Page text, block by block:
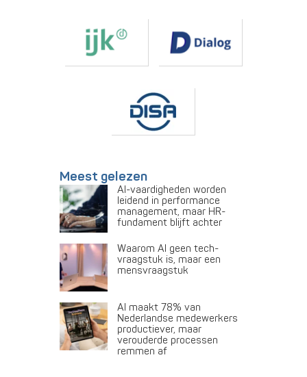
Meest gelezen
AI-vaardigheden worden
leidend in performance
management, maar HR-
fundament blijft achter
Waarom AI geen tech-
vraagstuk is, maar een
mensvraagstuk
AI maakt 78% van
Nederlandse medewerkers
productiever, maar
verouderde processen
remmen af